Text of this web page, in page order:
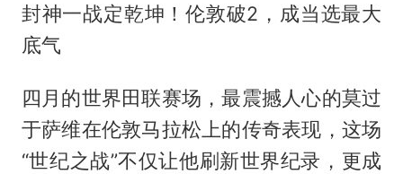
封神一战定乾坤！伦敦破2，成当选最大
底气
四月的世界田联赛场，最震撼人心的莫过
于萨维在伦敦马拉松上的传奇表现，这场
“世纪之战”不仅让他刷新世界纪录，更成